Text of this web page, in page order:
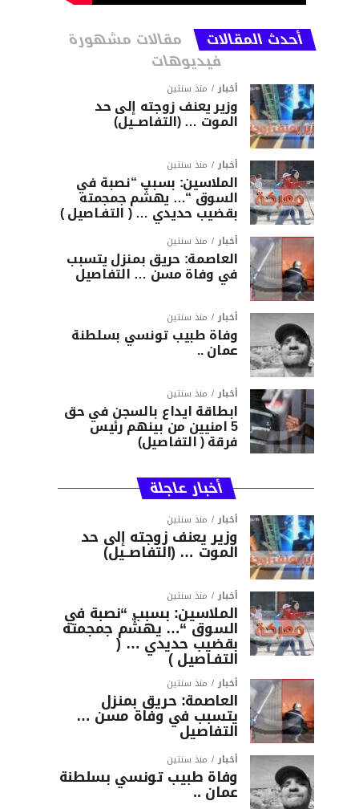
أحدث المقالات مقالات مشهورة
فيديوهات
أخبار منذ سنتين
وزير يعنف زوجته إلى حد
الموت … (التفاصــيل)
أخبار منذ سنتين
الملاسين: بسبب “نصبة في
السوق “… يهشّم جمجمته
بقضيب حديدي … ( التفـاصيل )
أخبار منذ سنتين
العاصمة: حريق بمنزل يتسبب
في وفاة مسن … التفاصيل
أخبار منذ سنتين
وفاة طبيب تونسي بسلطنة
عمان ..
أخبار منذ سنتين
ابطاقة ايداع بالسجن في حق
5 امنيين من بينهم رئيس
فرقة ( التفاصيل)
أخبار عاجلة
أخبار منذ سنتين
وزير يعنف زوجته إلى حد
الموت … (التفاصــيل)
أخبار منذ سنتين
الملاسين: بسبب “نصبة في
السوق “… يهشّم جمجمته
بقضيب حديدي … (
التفـاصيل )
أخبار منذ سنتين
العاصمة: حريق بمنزل
يتسبب في وفاة مسن …
التفاصيل
أخبار منذ سنتين
وفاة طبيب تونسي بسلطنة
عمان ..